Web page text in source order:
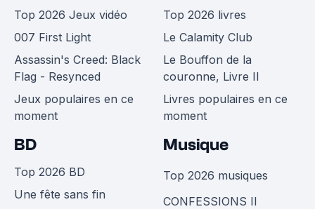
Top 2026 Jeux vidéo
007 First Light
Assassin's Creed: Black
Flag - Resynced
Jeux populaires en ce
moment
Top 2026 livres
Le Calamity Club
Le Bouffon de la
couronne, Livre II
Livres populaires en ce
moment
BD
Top 2026 BD
Une fête sans fin
Musique
Top 2026 musiques
CONFESSIONS II